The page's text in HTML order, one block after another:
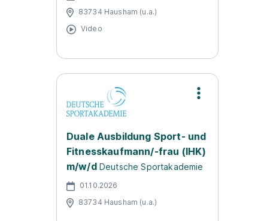
83734 Hausham (u.a.)
Video
Duale Ausbildung Sport- und
Fitnesskaufmann/-frau (IHK)
m/w/d Deutsche Sportakademie
01.10.2026
83734 Hausham (u.a.)